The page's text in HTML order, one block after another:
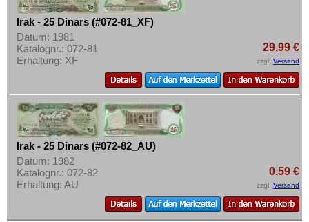
Malediven
Mongolei
Myanmar
Nagorny Karabach
Nepal
Niederländisch Indien
Nordkorea
Oman
Pakistan
Philippinen
Portugiesisch Indien
Mehr über...
Zahlungsbedingungen
Privatsphäre und Datenschutz
Widerrufsbelehrung
Liefer- und Versandkosten
AGB
Impressum
Irak - 25 Dinars (#072-81_XF)
Datum: 1981
Katalognr.: 072-81
Erhaltung: XF
29,99 €
zzgl. Versand
Irak - 25 Dinars (#072-82_AU)
Datum: 1982
Katalognr.: 072-82
Erhaltung: AU
0,59 €
zzgl. Versand